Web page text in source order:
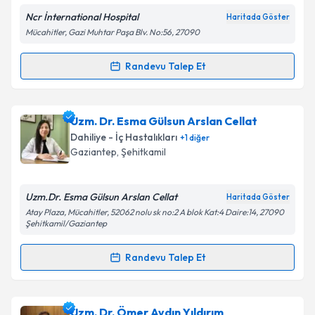
Kişisel verilerimin işlenmesine ilişkin
Metni'ni okudum ve kişisel verilerimin belirtilen
Takvim Talebini Gönder
Ncr İnternational Hospital Haritada Göster
Mücahitler, Gazi Muhtar Paşa Blv. No:56, 27090
Randevu Talep Et
Randevu Takvimi Talebi
Uzm. Dr. Özhan Uyguniçin randevu takvimi talebi
oluşturun. Size bu uzmandan randevu almanız için bir
takvim hazırlandığında e-posta ile bilgilendireceğiz.
Kişisel verilerimin işlenmesine ilişkinAydınlatma
'ni okudum ve kişisel verilerimin belirtilen
kapsamda işlenmesini kabul ediyorum.
Uzm. Dr. Esma Gülsun Arslan Cellat
Dahiliye - İç Hastalıkları +1diğer
Gaziantep, Şehitkamil
Uzm.Dr. Esma Gülsun Arslan Cellat Haritada Göster
Atay Plaza, Mücahitler, 52062 nolu sk no:2 A blok Kat:4 Daire:14, 27090
Şehitkamil/Gaziantep
Randevu Talep Et
Randevu Takvimi Talebi
Uzm. Dr. Esma Gülsun Arslan Cellatiçin randevu
Uzm. Dr. Ömer Aydın Yıldırım